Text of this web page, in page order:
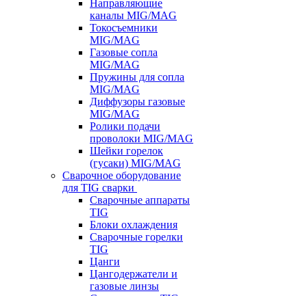
Направляющие
каналы MIG/MAG
Токосъемники
MIG/MAG
Газовые сопла
MIG/MAG
Пружины для сопла
MIG/MAG
Диффузоры газовые
MIG/MAG
Ролики подачи
проволоки MIG/MAG
Шейки горелок
(гусаки) MIG/MAG
Сварочное оборудование
для TIG сварки
Сварочные аппараты
TIG
Блоки охлаждения
Сварочные горелки
TIG
Цанги
Цангодержатели и
газовые линзы